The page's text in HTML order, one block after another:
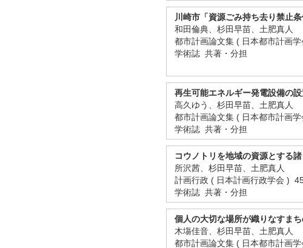
川崎市「資源ごみ持ち去り禁止
和田倫典、杉田早苗、土肥真人
都市計画論文集 ( 日本都市計画
学術誌 共著・分担
再生可能エネルギー発電設備の
高久ゆう、杉田早苗、土肥真人
都市計画論文集 ( 日本都市計画
学術誌 共著・分担
コウノトリを地域の資源とする
所沢茜、杉田早苗、土肥真人
計画行政 ( 日本計画行政学会 )
学術誌 共著・分担
個人の大切な場所が織りなすま
木塲佳音、杉田早苗、土肥真人
都市計画論文集 ( 日本都市計画